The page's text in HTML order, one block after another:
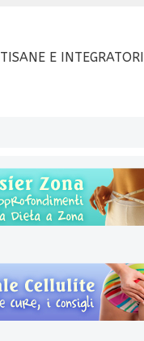
TISANE E INTEGRATORI